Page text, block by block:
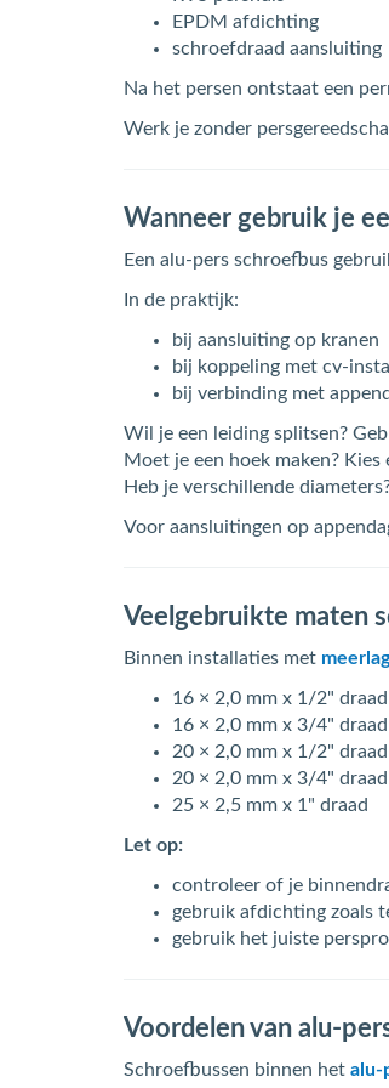
EPDM afdichting
schroefdraad aansluiting
Na het persen ontstaat een
Werk je zonder
Wanneer gebruik je
Een alu-pers schroefbus
In de praktijk:
bij aansluiting op kranen
bij koppeling met cv-
bij verbinding met
Wil je een leiding splitsen?
Moet je een hoek maken? Kies
Heb je verschillende
Voor aansluitingen op
Veelgebruikte maten
Binnen installaties met
16 × 2,0 mm x 1/2" draad
16 × 2,0 mm x 3/4" draad
20 × 2,0 mm x 1/2" draad
20 × 2,0 mm x 3/4" draad
25 × 2,5 mm x 1" draad
Let op:
controleer of je
gebruik afdichting zoals
gebruik het juiste
Voordelen van alu-
Schroefbussen binnen het alu-